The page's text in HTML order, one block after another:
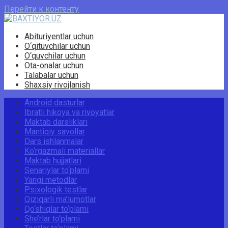
Перейти к контенту
Abituriyentlar uchun
O‘qituvchilar uchun
O‘quvchilar uchun
Ota-onalar uchun
Talabalar uchun
Shaxsiy rivojlanish
Android dasturlar
Ibratli hikoya va rivoyatlar
Maktab darsliklari
Mantiqiy savollar
Dars ishlanmalar
Ko‘rgazmali materiallar
Maktab hujjatlari
Senariylar to‘plami
Yangi metodlar
Psixologik testlar
Qiziqarli ma’lumotlar
Qo‘shiqlar to‘plami
She’rlar to‘plami